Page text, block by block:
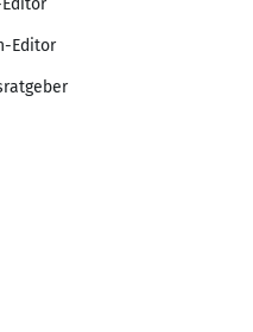
Editor